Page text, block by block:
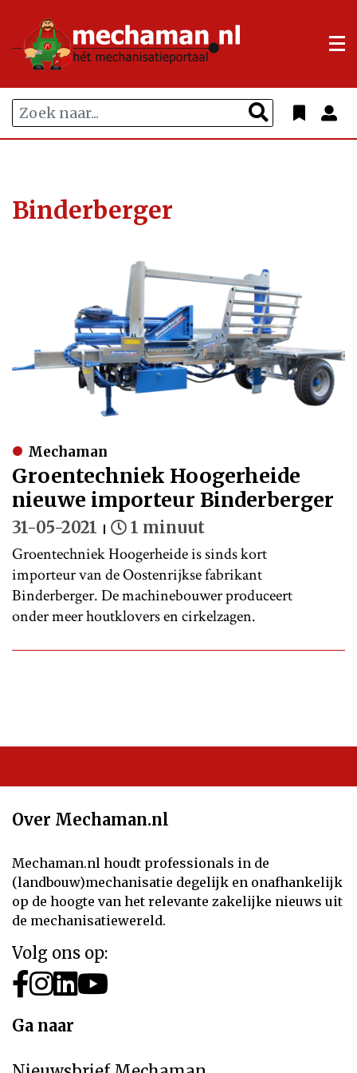
Binderberger
Mechaman
Groentechniek Hoogerheide
nieuwe importeur Binderberger
31-05-2021 1 minuut
Groentechniek Hoogerheide is sinds kort
importeur van de Oostenrijkse fabrikant
Binderberger. De machinebouwer produceert
onder meer houtklovers en cirkelzagen.
Over Mechaman.nl
Mechaman.nl houdt professionals in de
(landbouw)mechanisatie degelijk en onafhankelijk
op de hoogte van het relevante zakelijke nieuws uit
de mechanisatiewereld.
Volg ons op:
Ga naar